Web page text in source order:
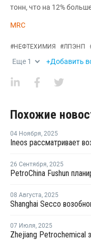
тонн, что на 12%
MRC
#НЕФТЕХИМИЯ #ЛПЭНП
Еще 1 +Добавить
Похожие
04 Ноября, 2025
26 Сентября, 2025
08 Августа, 2025
07 Июля, 2025